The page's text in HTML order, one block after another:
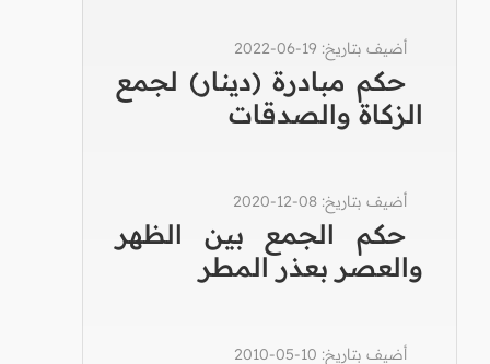
أضيف بتاريخ: 19-06-2022
حكم مبادرة (دينار) لجمع
الزكاة والصدقات
أضيف بتاريخ: 08-12-2020
حكم الجمع بين الظهر
والعصر بعذر المطر
أضيف بتاريخ: 10-05-2010